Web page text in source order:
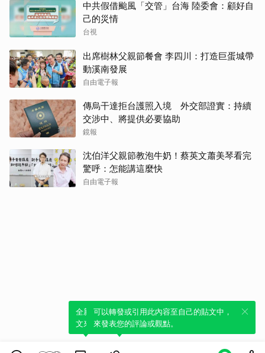
中共假借颱風「交管」台海 陸委會：顧好自
己的災情
台視
出席樹林父親節餐會 李四川：打造巨蛋城帶
動溪南發展
自由電子報
傳烏干達拒台護照入境 外交部證實：持續
交涉中、將提供必要協助
鏡報
沈伯洋父親節教泡牛奶！蔡英文蕭美琴看完
驚呼：怎能講這麼快
自由電子報
全新體驗！一鍵引用此內容，透過發布貼
文來輕鬆表達個人立場。
可以轉發或引用此內容至自己的貼文中，
來發表您的評論或觀點。